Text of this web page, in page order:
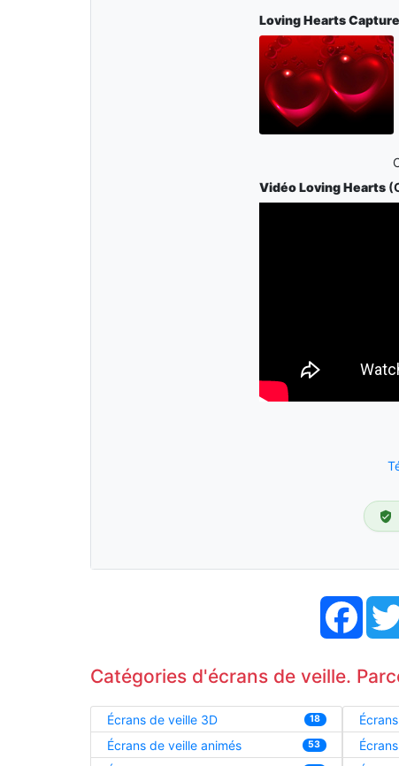
Loving Hearts
Vidéo Loving Hearts
Catégories d'écrans de veille.
Écrans de veille 3D 18
Écrans de veille animés 53